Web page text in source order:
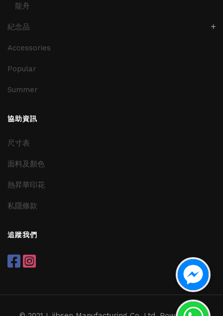
龍舟
紀念品
Accessories
Popular
Summer
協助資訊
尺寸表
面料及顏色
熱昇華印花
私隱條款
追蹤我們